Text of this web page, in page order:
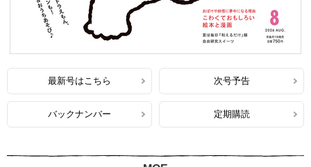
最新号はこちら 次号予告
バックナンバー 定期購読